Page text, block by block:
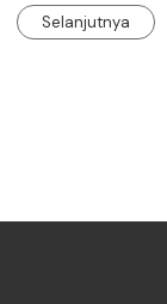
Selanjutnya